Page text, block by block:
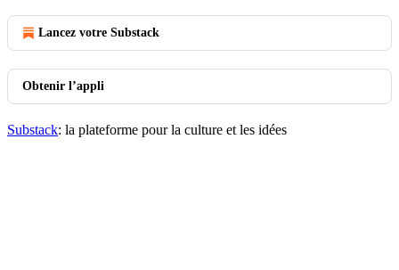
Lancez votre Substack
Obtenir l’appli
Substack: la plateforme pour la culture et les idées